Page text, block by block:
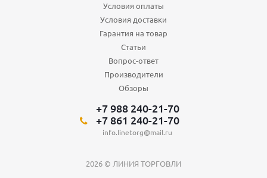
Условия оплаты
Условия доставки
Гарантия на товар
Статьи
Вопрос-ответ
Производители
Обзоры
+7 988 240-21-70
+7 861 240-21-70
info.linetorg@mail.ru
2026 © ЛИНИЯ ТОРГОВЛИ